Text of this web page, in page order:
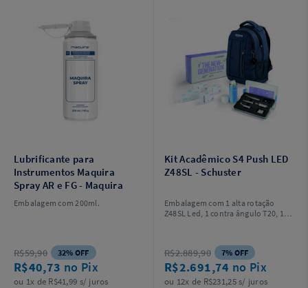
Lubrificante para
Instrumentos Maquira
Spray AR e FG - Maquira
Embalagem com 200ml.
R$59,90 32% OFF
R$40,73 no Pix
ou 1x de R$41,99 s/ juros
Kit Acadêmico S4 Push LED
Z48SL - Schuster
Embalagem com 1 alta rotação
Z48SL Led, 1 contra ângulo T20, 1
adaptador de brocas FG, 1 óleo
lubrificante de 200ml e 1 mochila
odontobag.
R$2.889,90 7% OFF
R$2.691,74 no Pix
ou 12x de R$231,25 s/ juros